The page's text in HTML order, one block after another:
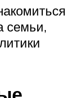
семьи,